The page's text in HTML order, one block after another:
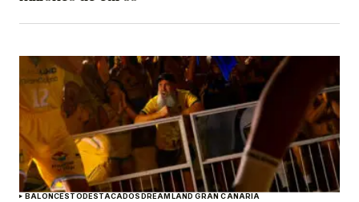
BALONCESTODESTACADOSDREAMLAND GRAN CANARIA